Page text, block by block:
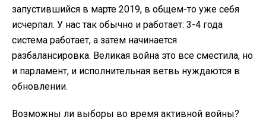
запустившийся в марте 2019, в общем-то уже себя
исчерпал. У нас так обычно и работает: 3-4 года
система работает, а затем начинается
разбалансировка. Великая война это все сместила, но
и парламент, и исполнительная ветвь нуждаются в
обновлении.
Возможны ли выборы во время активной войны?